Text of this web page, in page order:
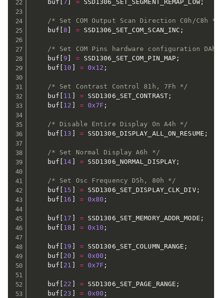
    buf
[7 = SSD1306_SET_SEGMENT_REMAP_LOW;
/* Set COM Output Scan Direction C0h/C8h */
    buf
[8 = SSD1306_SET_COM_SCAN_INC ;
/* Set COM Pins hardware configuration
    buf
[9 = SSD1306_SET_COM_PIN_MAP ;
    buf
10 = 0x12 ;
/* Set Contrast Control 81h, 7Fh */
    buf
11 = SSD1306_SET_CONTRAST;
    buf
12 = 0x7F ;
/* Disable Entire Display On A4h */
    buf
13 = SSD1306_DISPLAY_ALL_ON_RESUME ;
/* Set Normal Display A6h */
    buf
14 = SSD1306_NORMAL_DISPLAY ;
/* Set Osc Frequency D5h, 80h */
    buf
15 = SSD1306_SET_DISPLAY_CLK_DIV;
    buf
16 = 0x80 ;
    buf
17 = SSD1306_SET_MEMORY_ADDR_MODE ;
    buf
18 = 0x10 ;
    buf
19 = SSD1306_SET_COLUMN_RANGE ;
    buf
20 = 0x00 ;
    buf
21 = 0x7F ;
    buf
22 = SSD1306_SET_PAGE_RANGE ;
    buf
23 = 0x00 ;